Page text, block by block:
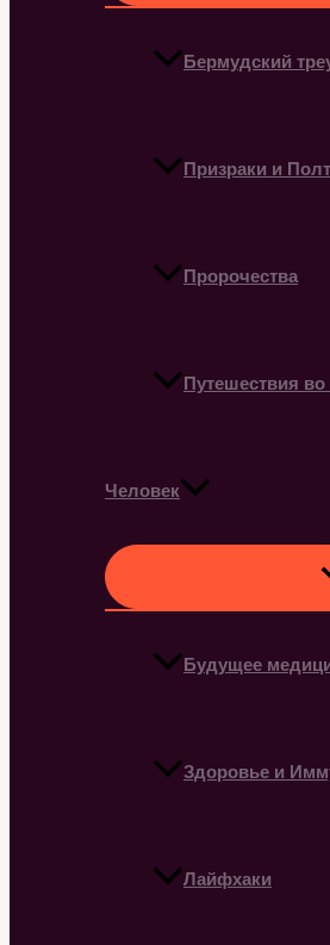
Бермудский
Призраки и
Пророчества
Путешествия
Человек
Будущее
Здоровье и
Лайфхаки